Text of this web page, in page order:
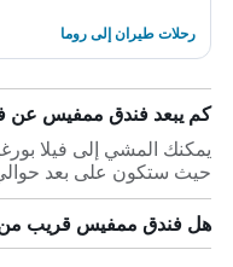
رحلات طيران إلى روما
كم يبعد فندق ممفيس عن
يمكنك المشي إلى فيلا
حيث ستكون على بعد حوالي 1.1
هل فندق ممفيس قريب من